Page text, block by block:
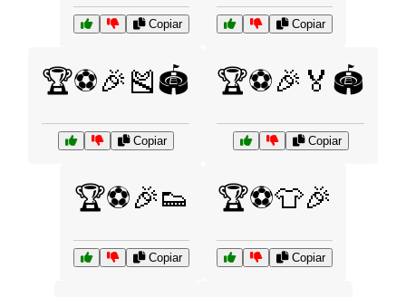
Copiar Copiar
🏆⚽🎉🎽🏟️
Copiar
🏆⚽🎉🏅🏟️
Copiar
🏆⚽🎉👟
Copiar
🏆⚽👕🎉
Copiar